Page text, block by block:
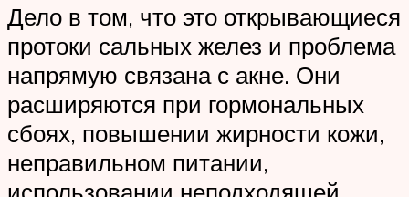
Дело в том, что это открывающиеся
протоки сальных желез и проблема
напрямую связана с акне. Они
расширяются при гормональных
сбоях, повышении жирности кожи,
неправильном питании,
использовании неподходящей